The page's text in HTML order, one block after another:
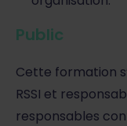
Public
Cette formation
RSSI et
responsables